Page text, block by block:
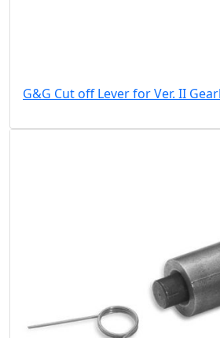
G&G Cut off Lever for Ver. II